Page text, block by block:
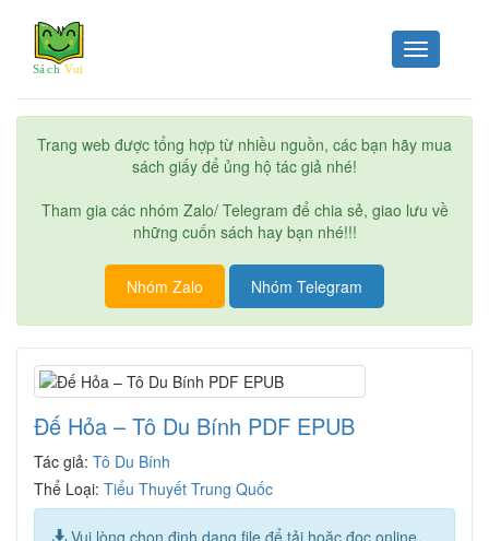
Toggle
navigation
Trang web được tổng hợp từ nhiều nguồn, các bạn hãy mua
sách giấy để ủng hộ tác giả nhé!
Tham gia các nhóm Zalo/ Telegram để chia sẻ, giao lưu về
những cuốn sách hay bạn nhé!!!
Nhóm Zalo Nhóm Telegram
Đế Hỏa – Tô Du Bính PDF EPUB
Tác giả: Tô Du Bính
Thể Loại: Tiểu Thuyết Trung Quốc
Vui lòng chọn định dạng file để tải hoặc đọc online.